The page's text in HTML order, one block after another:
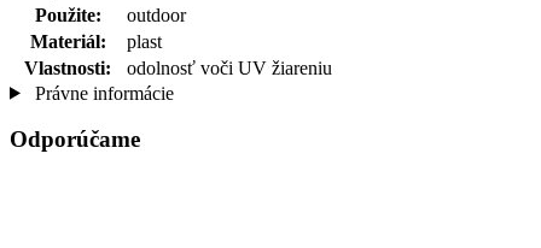
Použite:
outdoor
Materiál:
plast
Vlastnosti:
odolnosť voči UV žiareniu
Právne informácie
Odporúčame